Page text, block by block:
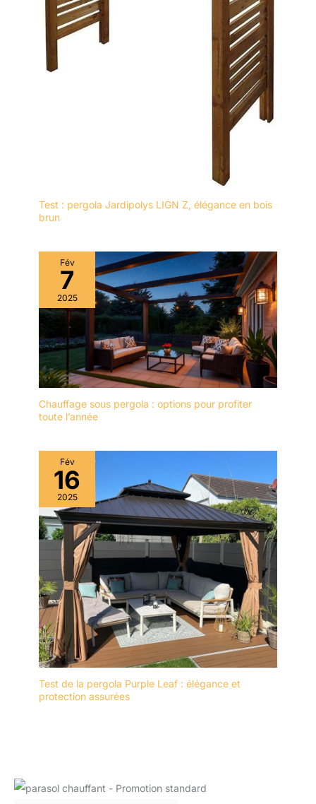
Test : pergola Jardipolys LIGN Z, élégance en bois
brun
Fév
7
2025
Chauffage sous pergola : options pour profiter
toute l’année
Fév
16
2025
Test de la pergola Purple Leaf : élégance et
protection assurées